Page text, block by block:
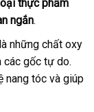
thực phẩm
ngắn.
những chất oxy
các gốc tự do.
nang tóc và giúp